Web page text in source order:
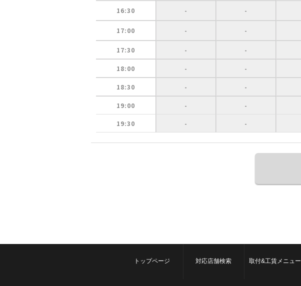
16:30 - -
17:00 - -
17:30 - -
18:00 - -
18:30 - -
19:00 - -
19:30 - -
トップページ 対応店舗検索 取付&工賃メニュー